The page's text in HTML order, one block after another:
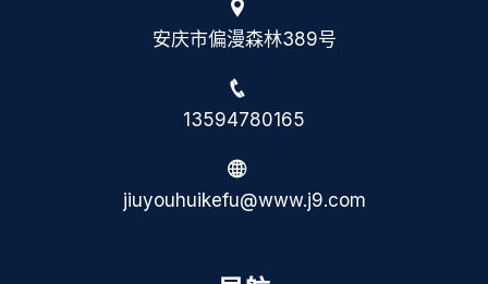
安庆市偏漫森林389号
13594780165
jiuyouhuikefu@www.j9.com